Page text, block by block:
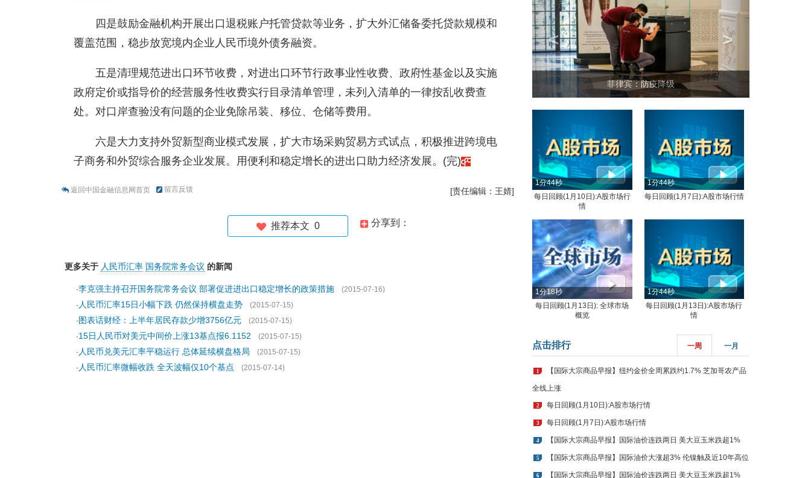
四是鼓励金融机构开展出口退税账户托管贷款等业务，扩大外汇储备委托贷款规模和
覆盖范围，稳步放宽境内企业人民币境外债务融资。
五是清理规范进出口环节收费，对进出口环节行政事业性收费、政府性基金以及实施
政府定价或指导价的经营服务性收费实行目录清单管理，未列入清单的一律按乱收费查
处。对口岸查验没有问题的企业免除吊装、移位、仓储等费用。
六是大力支持外贸新型商业模式发展，扩大市场采购贸易方式试点，积极推进跨境电
子商务和外贸综合服务企业发展。用便利和稳定增长的进出口助力经济发展。(完)
返回中国金融信息网首页 留言反馈 [责任编辑：王婧]
分享到：
推荐本文 0
更多关于 人民币汇率 国务院常务会议 的新闻
·李克强主持召开国务院常务会议 部署促进进出口稳定增长的政策措施
(2015-07-16)
· 人民币汇率15日小幅下跌 仍然保持横盘走势
(2015-07-15)
·图表话财经：上半年居民存款少增3756亿元
(2015-07-15)
·15日人民币对美元中间价上涨13基点报6.1152
(2015-07-15)
· 人民币兑美元汇率平稳运行 总体延续横盘格局
(2015-07-15)
· 人民币汇率微幅收跌 全天波幅仅10个基点 (2015-07-14)
菲律宾：防疫降级
< >
1分44秒
每日回顾(1月10日):A股市场行
情
1分44秒
每日回顾(1月7日):A股市场行情
1分18秒
每日回顾(1月13日): 全球市场
概览
1分44秒
每日回顾(1月13日):A股市场行
情
点击排行 一周 一月
1 【国际大宗商品早报】纽约金价全周累跌约1.7% 芝加哥农产品
全线上涨
2 每日回顾(1月10日):A股市场行情
3 每日回顾(1月7日):A股市场行情
4 【国际大宗商品早报】国际油价连跌两日 美大豆玉米跌超1%
5 【国际大宗商品早报】国际油价大涨超3% 伦镍触及近10年高位
6 【国际大宗商品早报】国际油价连跌两日 美大豆玉米跌超1%